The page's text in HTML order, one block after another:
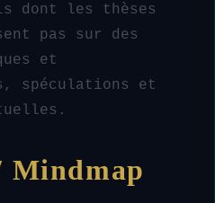
dont les thèses
pas sur des
et
spéculations et
Mindmap